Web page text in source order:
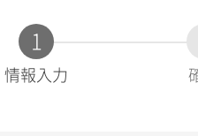
1
現
情報入力